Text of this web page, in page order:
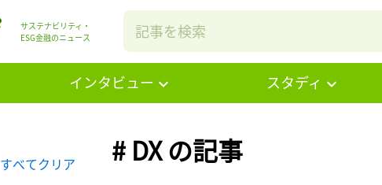
サステナビリティ・
ESG金融のニュース
インタビュー スタディ
すべてクリア # DX の記事